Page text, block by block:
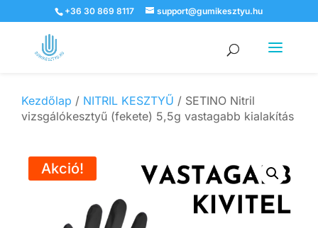
+36 30 869 8117 support@gumikesztyu.hu
Products
search
Kezdőlap / NITRIL KESZTYŰ / SETINO Nitril
vizsgálókesztyű (fekete) 5,5g vastagabb kialakítás
Akció!